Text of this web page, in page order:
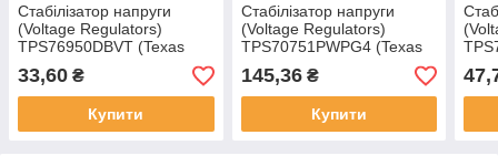
Стабілізатор напруги
(Voltage Regulators)
TPS76950DBVT (Texas
Instruments)
33,60 ₴
Купити
Стабілізатор напруги
(Voltage Regulators)
TPS70751PWPG4 (Texas
Instruments)
145,36₴
Купити